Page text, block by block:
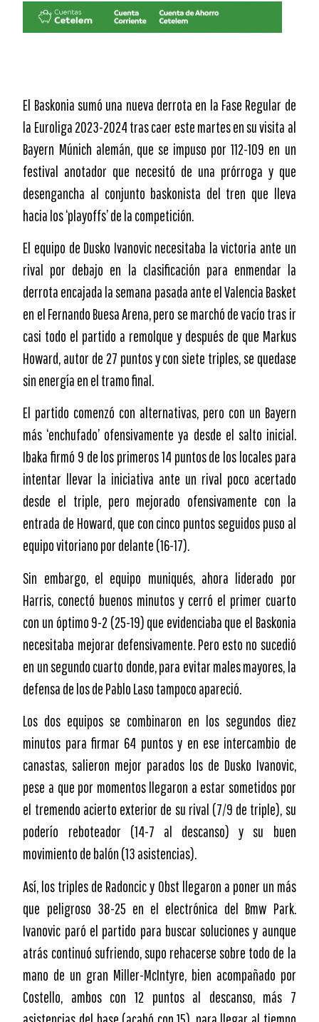
El Baskonia sumó una nueva derrota en la Fase Regular de
la Euroliga 2023-2024 tras caer este martes en su visita al
Bayern Múnich alemán, que se impuso por 112-109 en un
festival anotador que necesitó de una prórroga y que
desengancha al conjunto baskonista del tren que lleva
hacia los ‘playoffs’ de la competición.
El equipo de Dusko Ivanovic necesitaba la victoria ante un
rival por debajo en la clasificación para enmendar la
derrota encajada la semana pasada ante el Valencia Basket
en el Fernando Buesa Arena, pero se marchó de vacío tras ir
casi todo el partido a remolque y después de que Markus
Howard, autor de 27 puntos y con siete triples, se quedase
sin energía en el tramo final.
El partido comenzó con alternativas, pero con un Bayern
más ‘enchufado’ ofensivamente ya desde el salto inicial.
Ibaka firmó 9 de los primeros 14 puntos de los locales para
intentar llevar la iniciativa ante un rival poco acertado
desde el triple, pero mejorado ofensivamente con la
entrada de Howard, que con cinco puntos seguidos puso al
equipo vitoriano por delante (16-17).
Sin embargo, el equipo muniqués, ahora liderado por
Harris, conectó buenos minutos y cerró el primer cuarto
con un óptimo 9-2 (25-19) que evidenciaba que el Baskonia
necesitaba mejorar defensivamente. Pero esto no sucedió
en un segundo cuarto donde, para evitar males mayores, la
defensa de los de Pablo Laso tampoco apareció.
Los dos equipos se combinaron en los segundos diez
minutos para firmar 64 puntos y en ese intercambio de
canastas, salieron mejor parados los de Dusko Ivanovic,
pese a que por momentos llegaron a estar sometidos por
el tremendo acierto exterior de su rival (7/9 de triple), su
poderío reboteador (14-7 al descanso) y su buen
movimiento de balón (13 asistencias).
Así, los triples de Radoncic y Obst llegaron a poner un más
que peligroso 38-25 en el electrónica del Bmw Park.
Ivanovic paró el partido para buscar soluciones y aunque
atrás continuó sufriendo, supo rehacerse sobre todo de la
mano de un gran Miller-McIntyre, bien acompañado por
Costello, ambos con 12 puntos al descanso, más 7